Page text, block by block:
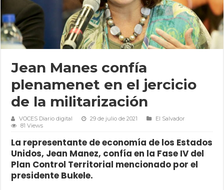
Jean Manes confía
plenamenet en el jercicio
de la militarización
VOCES Diario digital 29 de julio de 2021
El Salvador
81 Views
La representante de economía de los Estados
Unidos, Jean Manez, confía en la Fase IV del
Plan Control Territorial mencionado por el
presidente Bukele.